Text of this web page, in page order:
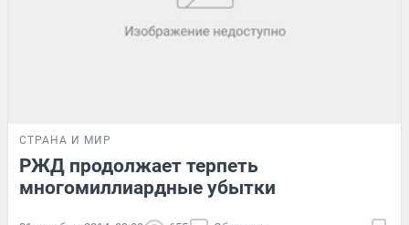
СТРАНА И МИР
РЖД продолжает терпеть
многомиллиардные убытки